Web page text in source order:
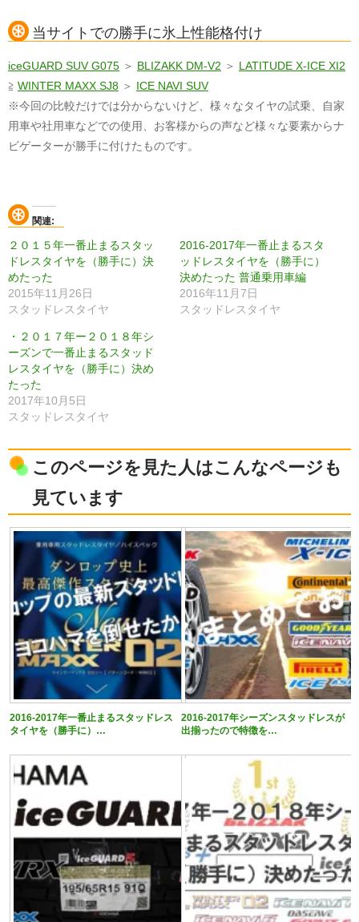
当サイトでの勝手に氷上性能格付け
iceGUARD SUV G075 ＞ BLIZAKK DM-V2 ＞ LATITUDE X-ICE XI2
≧ WINTER MAXX SJ8 ＞ ICE NAVI SUV
※今回の比較だけでは分からないけど、様々なタイヤの試乗、自家
用車や社用車などでの使用、お客様からの声など様々な要素からナ
ビゲーターが勝手に付けたものです。
関連
２０１５年一番止まるスタッ
ドレスタイヤを（勝手に）決
めたった
2015年11月26日
スタッドレスタイヤ
2016-2017年一番止まるスタ
ッドレスタイヤを（勝手に）
決めたった 普通乗用車編
2016年11月7日
スタッドレスタイヤ
・２０１７年ー２０１８年シ
ーズンで一番止まるスタッド
レスタイヤを（勝手に）決め
たった
2017年10月5日
スタッドレスタイヤ
このページを見た人はこんなページも
見ています
2016-2017年一番止まるスタッドレス
タイヤを（勝手に）…
2016-2017年シーズンスタッドレスが
出揃ったので特徴を…